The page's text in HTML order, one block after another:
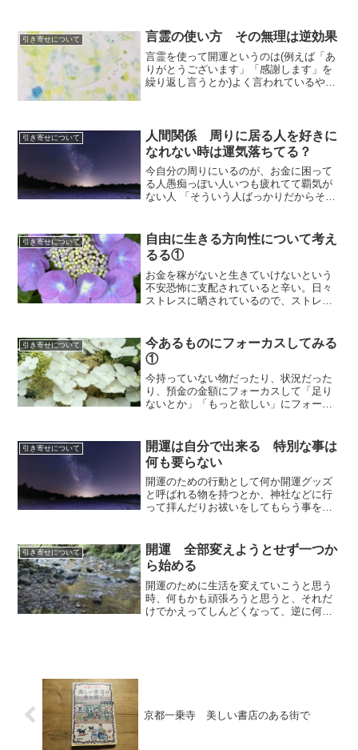
引き寄せについて 言霊の使い方 その無理は逆効果
言霊を使って開運というのは(例えば「あ
りがとうございます」「感謝します」を
繰り返し言うとか)よく言われているやり
す。例えば会社の上司...
引き寄せについて
人間関係 周りに居る人を好きに
なれない時は運気落ちてる？
今自分の周りにいるのが、お金に困って
る人愚痴っぽい人いつも疲れてて覇気が
ない人 「そういう人ばっかりだからその
逆。自分の思考の方が先に変われば、縁
ができる人脈も変わっ...
引き寄せについて
自由に生きる方向性について考え
るる①
お金を稼がないと生きていけないという
不安恐怖に支配されていると辛い。日々
ストレスに晒されているので、ストレス
にお金を使い、ストレスで体調が悪くな
って医療費がかかり、さら...
引き寄せについて
今あるものにフォーカスしてみる
①
今持っていない物だったり、状況だった
り、預金の金額にフォーカスして「足り
ないとか」「もっと欲しい」にフォーカ
ていると言うのは真実。今すでにあるも
のを数えてみると、結構た...
引き寄せについて
開運は自分で出来る 特別な事は
何も要らない
開運のための行動として何か開運グッズ
と呼ばれる物を持つとか、神社などに行
って拝んだりお祓いをしてもらう事を連
う事が増えたり、日常で何か自分にとっ
て「いい事」があったりす...
引き寄せについて
開運 全部変えようとせず一つか
ら始める
開運のために生活を変えていこうと思う
時、何もかも頑張ろうと思うと、それだ
けでかえってしんどくなって、逆に何も
京都一乗寺 美しい書店のある街で